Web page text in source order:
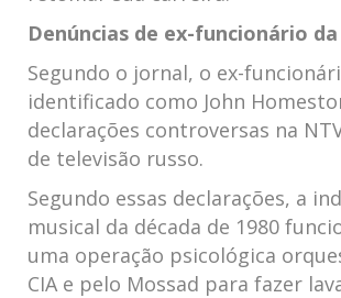
Denúncias de ex-funcionário da
Segundo o jornal, o ex-
identificado como John
declarações controversas na
de televisão russo.
Segundo essas declarações, a
musical da década de 1980
uma operação psicológica
CIA e pelo Mossad para fazer